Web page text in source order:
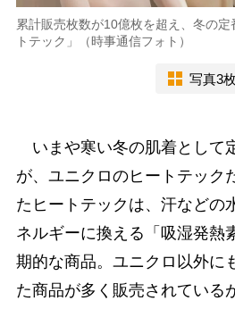
累計販売枚数が10億枚を超え、冬の
トテック」（時事通信フォト）
写真3枚
いまや寒い冬の肌着として
が、ユニクロのヒートテック
たヒートテックは、汗などの
ネルギーに換える「吸湿発熱
期的な商品。ユニクロ以外に
た商品が多く販売されている